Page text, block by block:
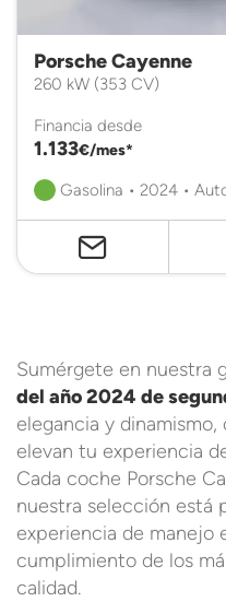
Porsche Cayenne
260 kW (353 CV)
Financia desde
1.133€/mes*
Gasolina • 2024 •
Sumérgete en nuestra
del año 2024 de
elegancia y
elevan tu experiencia
Cada coche Porsche
nuestra selección está
experiencia de manejo
cumplimiento de los
calidad.